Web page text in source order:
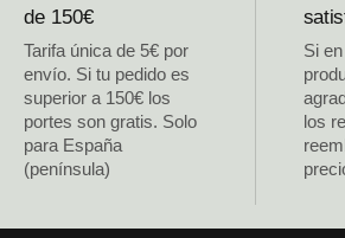
de 150€
Tarifa única de 5€ por
envío. Si tu pedido es
superior a 150€ los
portes son gratis. Solo
para España
(península)
Si
los